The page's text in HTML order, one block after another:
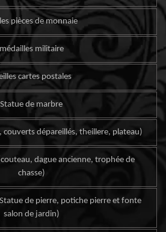
pièces de monnaie
médailles militaire
cartes postales
Statue de marbre
couverts dépareillés, theillere, plateau)
dague ancienne, trophée de
chasse)
de pierre, potiche pierre et fonte
salon de jardin)